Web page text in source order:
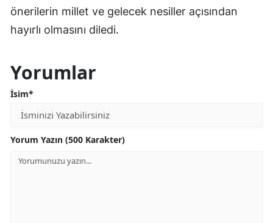
önerilerin millet ve gelecek nesiller açısından
hayırlı olmasını diledi.
Yorumlar
İsim*
Yorum Yazın (500 Karakter)